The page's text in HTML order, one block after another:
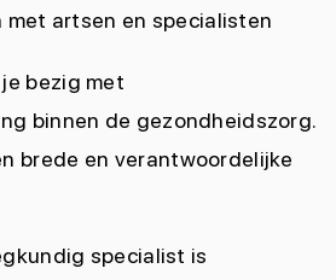
met artsen en specialisten
bezig met
binnen de gezondheidszorg.
brede en verantwoordelijke
specialist is